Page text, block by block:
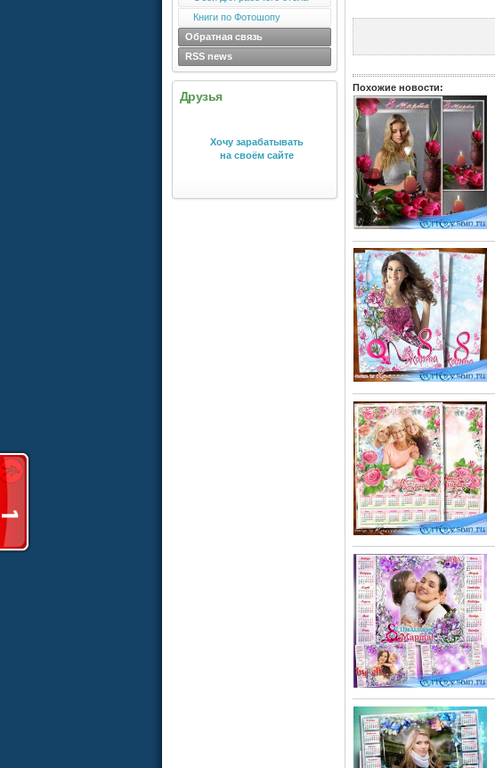
Книги по Фотошопу
Обратная связь
RSS news
Друзья
Хочу зарабатывать
на своём сайте
Похожие новости: